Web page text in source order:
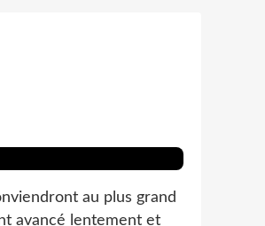
au plus grand
avancé lentement et